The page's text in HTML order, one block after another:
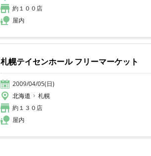
約１００店
屋内
札幌テイセンホール フリーマーケット
2009/04/05(日)
北海道
札幌
約１３０店
屋内